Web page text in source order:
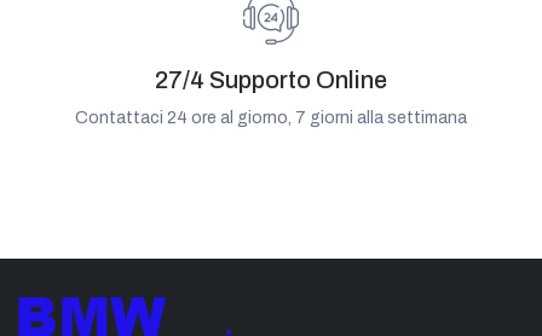
27/4 Supporto Online
Contattaci 24 ore al giorno, 7 giorni alla settimana